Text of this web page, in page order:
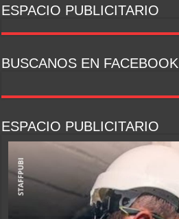
ESPACIO PUBLICITARIO
BUSCANOS EN FACEBOOK
ESPACIO PUBLICITARIO